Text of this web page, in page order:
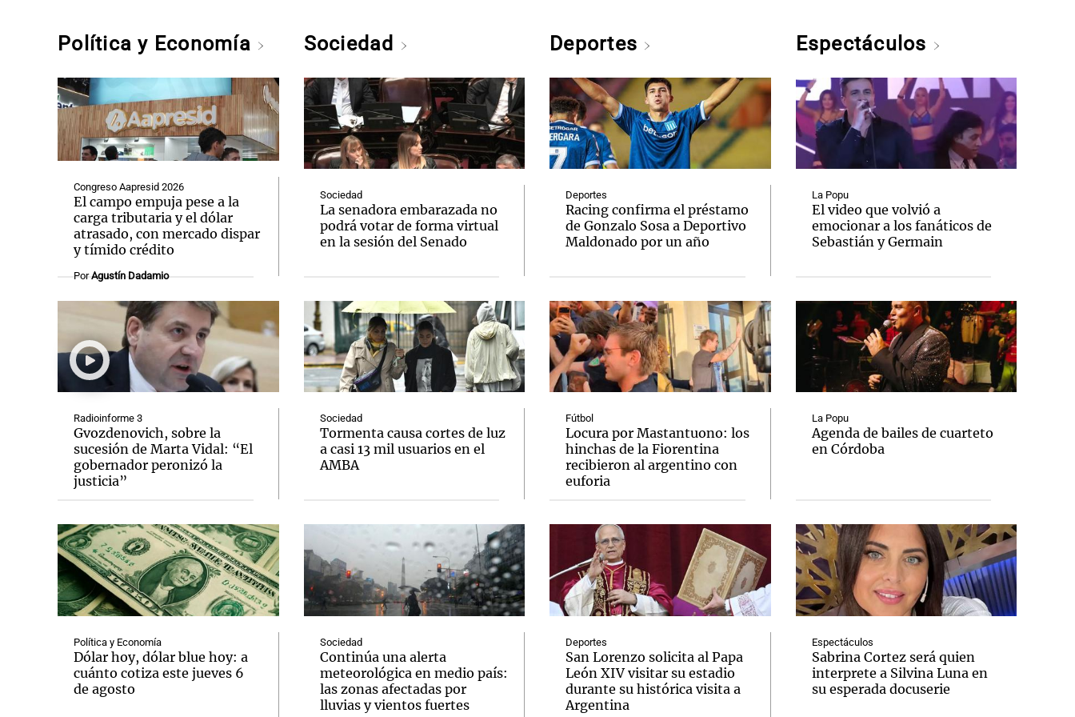
Política y Economía
Congreso Aapresid 2026
El campo empuja pese a la
carga tributaria y el dólar
atrasado, con mercado dispar
y tímido crédito
PorAgustín Dadamio
Radioinforme 3
Gvozdenovich, sobre la
sucesión de Marta Vidal: “El
gobernador peronizó la
justicia”
Política y Economía
Dólar hoy, dólar blue hoy: a
cuánto cotiza este jueves 6
de agosto
Sociedad
Sociedad
La senadora embarazada no
podrá votar de forma virtual
en la sesión del Senado
Sociedad
Tormenta causa cortes de luz
a casi 13 mil usuarios en el
AMBA
Sociedad
Continúa una alerta
meteorológica en medio país:
las zonas afectadas por
lluvias y vientos fuertes
Deportes
Deportes
Racing confirma el préstamo
de Gonzalo Sosa a Deportivo
Maldonado por un año
Fútbol
Locura por Mastantuono: los
hinchas de la Fiorentina
recibieron al argentino con
euforia
Deportes
San Lorenzo solicita al Papa
León XIV visitar su estadio
durante su histórica visita a
Argentina
Espectáculos
La Popu
El video que volvió a
emocionar a los fanáticos de
Sebastián y Germain
La Popu
Agenda de bailes de cuarteto
en Córdoba
Espectáculos
Sabrina Cortez será quien
interprete a Silvina Luna en
su esperada docuserie
Notas Notas
El huracán de Arequito
Notas
Cadena 3 en Groenlandia